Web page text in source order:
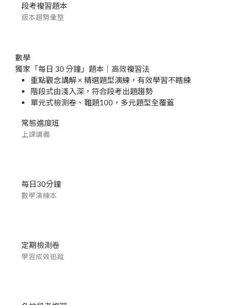
段考複習題本
版本趨勢彙整
數學
獨家「每日 30 分鐘」題本｜高效複習法
重點觀念講解 × 精選題型演練，有效學習不瞎練
階段式由淺入深，符合段考出題趨勢
單元式檢測卷、難題100，多元題型全覆蓋
常態進度班
上課講義
每日30分鐘
數學演練本
定期檢測卷
學習成效追蹤